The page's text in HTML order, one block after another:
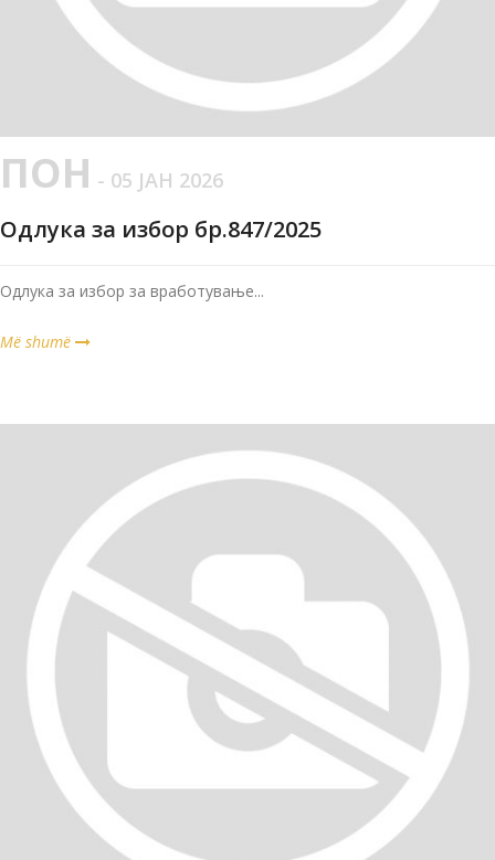
ПОН - 05 ЈАН 2026
Одлука за избор бр.847/2025
Одлука за избор за вработување...
Më shumë